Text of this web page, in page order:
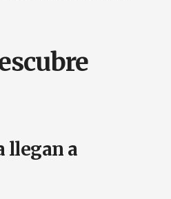
llegan a